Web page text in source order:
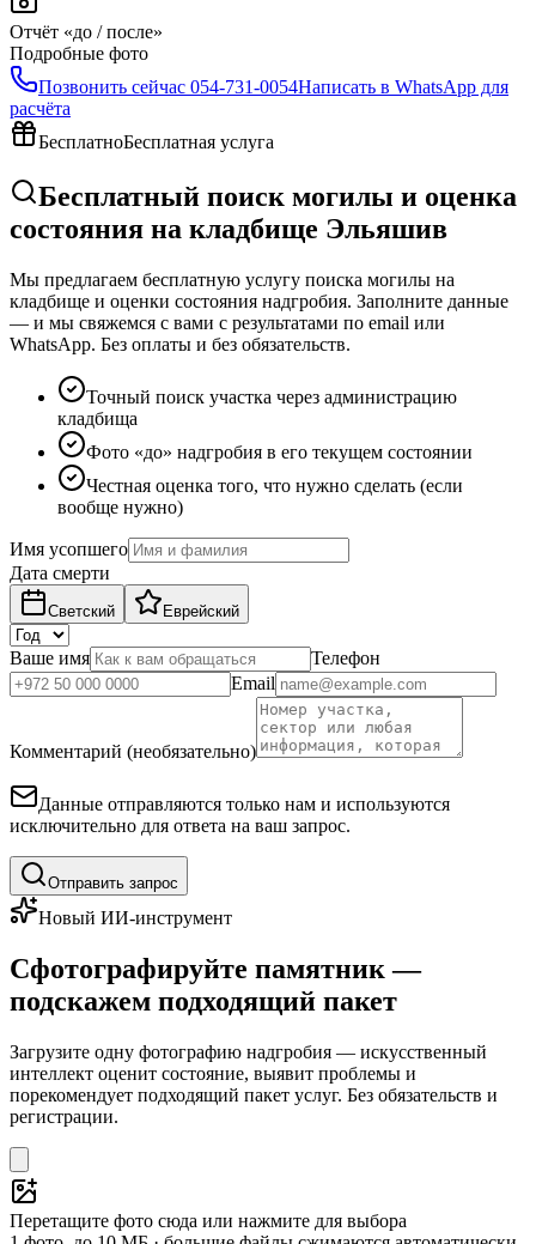
Отчёт «до / после»
Подробные фото
Позвонить сейчас 054-731-0054Написать в WhatsApp для
расчёта
БесплатноБесплатная услуга
Бесплатный поиск могилы и оценка
состояния на кладбище Эльяшив
Мы предлагаем бесплатную услугу поиска могилы на
кладбище и оценки состояния надгробия. Заполните данные
— и мы свяжемся с вами с результатами по email или
WhatsApp. Без оплаты и без обязательств.
Точный поиск участка через администрацию
кладбища
Фото «до» надгробия в его текущем состоянии
Честная оценка того, что нужно сделать (если
вообще нужно)
Имя усопшего
Дата смерти
Светский Еврейский
Ваше имя
Телефон
Email
Комментарий (необязательно)
Данные отправляются только нам и используются
исключительно для ответа на ваш запрос.
Отправить запрос
Новый ИИ-инструмент
Сфотографируйте памятник —
подскажем подходящий пакет
Загрузите одну фотографию надгробия — искусственный
интеллект оценит состояние, выявит проблемы и
порекомендует подходящий пакет услуг. Без обязательств и
регистрации.
Перетащите фото сюда или нажмите для выбора